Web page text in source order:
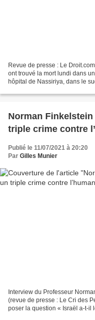
Revue de presse : Le
ont trouvé la mort lundi dans
hôpital de Nassiriya, dans le
Norman
triple crime contre
Publié le 11/07/2021 à 20:20
Par Gilles Munier
Interview du Professeur
(revue de presse : Le Cri des
poser la question « Israël a-t-il